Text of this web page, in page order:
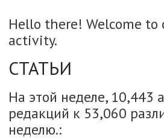
Hello there! Welcome
activity.
СТАТЬИ
На этой неделе, 10,443
редакций к 53,060
неделю.: